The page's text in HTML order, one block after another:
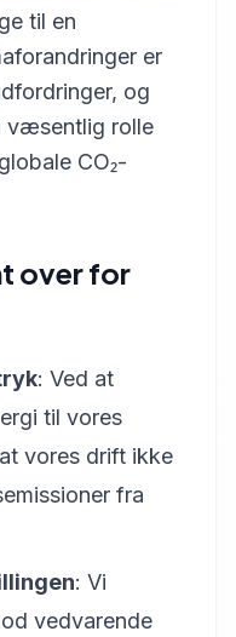
til en
er
og
væsentlig rolle
CO₂-
over for
: Ved at
til vores
vores drift ikke
fra
: Vi
vedvarende